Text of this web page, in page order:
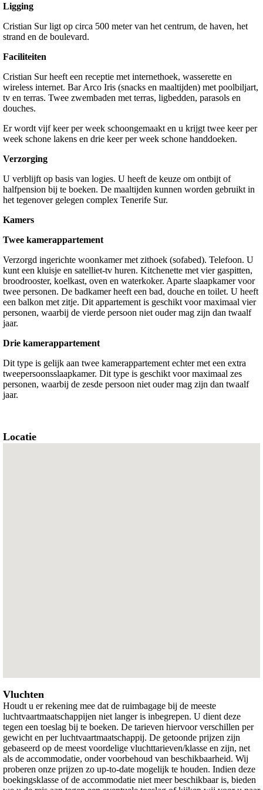
Ligging
Cristian Sur ligt op circa 500 meter van het centrum, de haven, het
strand en de boulevard.
Faciliteiten
Cristian Sur heeft een receptie met internethoek, wasserette en
wireless internet. Bar Arco Iris (snacks en maaltijden) met poolbiljart,
tv en terras. Twee zwembaden met terras, ligbedden, parasols en
douches.
Er wordt vijf keer per week schoongemaakt en u krijgt twee keer per
week schone lakens en drie keer per week schone handdoeken.
Verzorging
U verblijft op basis van logies. U heeft de keuze om ontbijt of
halfpension bij te boeken. De maaltijden kunnen worden gebruikt in
het tegenover gelegen complex Tenerife Sur.
Kamers
Twee kamerappartement
Verzorgd ingerichte woonkamer met zithoek (sofabed). Telefoon. U
kunt een kluisje en satelliet-tv huren. Kitchenette met vier gaspitten,
broodrooster, koelkast, oven en waterkoker. Aparte slaapkamer voor
twee personen. De badkamer heeft een bad, douche en toilet. U heeft
een balkon met zitje. Dit appartement is geschikt voor maximaal vier
personen, waarbij de vierde persoon niet ouder mag zijn dan twaalf
jaar.
Drie kamerappartement
Dit type is gelijk aan twee kamerappartement echter met een extra
tweepersoonsslaapkamer. Dit type is geschikt voor maximaal zes
personen, waarbij de zesde persoon niet ouder mag zijn dan twaalf
jaar.
Locatie
Vluchten
Houdt u er rekening mee dat de ruimbagage bij de meeste
luchtvaartmaatschappijen niet langer is inbegrepen. U dient deze
tegen een toeslag bij te boeken. De tarieven hiervoor verschillen per
gewicht en per luchtvaartmaatschappij. De getoonde prijzen zijn
gebaseerd op de meest voordelige vluchttarieven/klasse en zijn, net
als de accommodatie, onder voorbehoud van beschikbaarheid. Wij
proberen onze prijzen zo up-to-date mogelijk te houden. Indien deze
boekingsklasse of de accommodatie niet meer beschikbaar is, bieden